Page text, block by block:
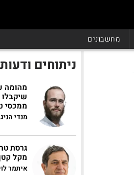
מחשבונים
ניתוחים ודעות
מהומה
שיקבלו
ממכסי
מנדי הניג
גרסת
מקל
איתמר